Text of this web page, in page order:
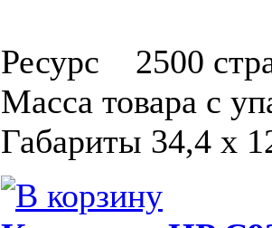
Ресурс 2500
Масса товара с
Габариты 34,4 x